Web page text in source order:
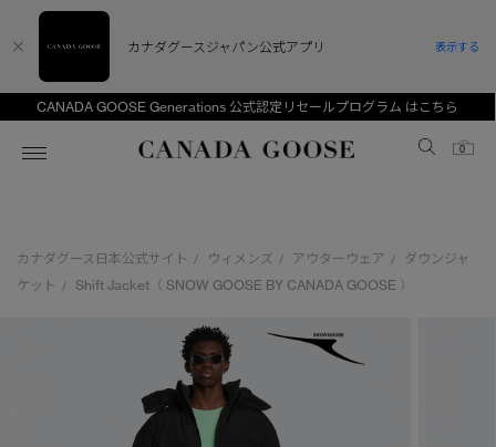
CANADA GOOSE Generations 公式認定リセールプログラム はこちら
Canada Goose
0
スノーグース
ディスカバー
アンバサダー
スプリングコレクション
ウィメンズ TOP
新着アイテム
ベストセラー
FW26コレクション
メンズ TOP
新着アイテム
ベストセラー
FW26コレクション
キッズ TOP
ベビー（0‐24ヵ月)
キッズ（2‐7歳)
ユース（6＋歳)
CANADA GOOSE Generationsは、アウター
ウェアの下取り・再販を通じて、長く愛される製
カナダグース日本公式サイト / ウィメンズ / アウターウェア /
ダウンジャ
ケット
/ Shift Jacket（ SNOW GOOSE BY CANADA GOOSE ）
カナダグースジャパン公式アプリ 表示する